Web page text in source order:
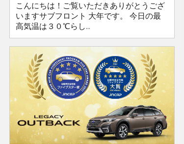
こんにちは！ご覧いただきありがとうござ
いますサブフロント 大年です。 今日の最
高気温は３０℃らし...